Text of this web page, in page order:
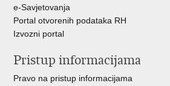
e-Savjetovanja
Portal otvorenih podataka RH
Izvozni portal
Pristup informacijama
Pravo na pristup informacijama